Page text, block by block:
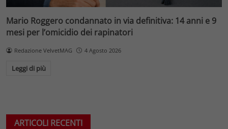
Mario Roggero condannato in via definitiva: 14 anni e 9
mesi per l’omicidio dei rapinatori
Redazione VelvetMAG 4 Agosto 2026
Leggi di più
ARTICOLI RECENTI